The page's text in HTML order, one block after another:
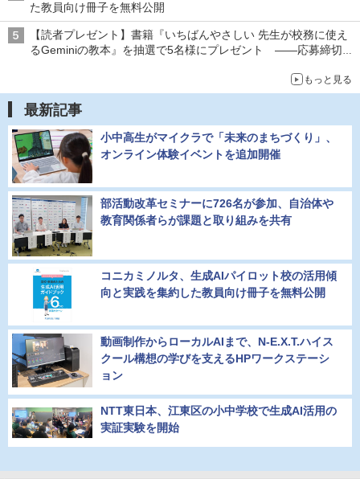
た教員向け冊子を無料公開
【読者プレゼント】書籍『いちばんやさしい 先生が校務に使え
るGeminiの教本』を抽選で5名様にプレゼント ――応募締切は
もっと見る
最新記事
小中高生がマイクラで「未来のまちづくり」、
オンライン体験イベントを追加開催
部活動改革セミナーに726名が参加、自治体や
教育関係者らが課題と取り組みを共有
コニカミノルタ、生成AIパイロット校の活用傾
向と実践を集約した教員向け冊子を無料公開
動画制作からローカルAIまで、N-E.X.T.ハイス
クール構想の学びを支えるHPワークステーシ
ョン
NTT東日本、江東区の小中学校で生成AI活用の
実証実験を開始